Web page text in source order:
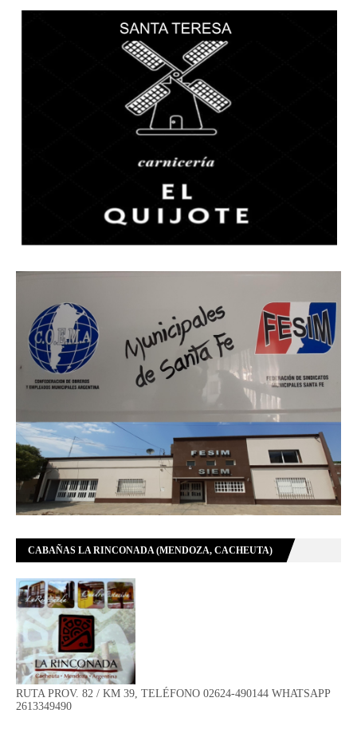
CABAÑAS LA RINCONADA (MENDOZA, CACHEUTA)
RUTA PROV. 82 / KM 39, TELÉFONO 02624-490144 WHATSAPP
2613349490